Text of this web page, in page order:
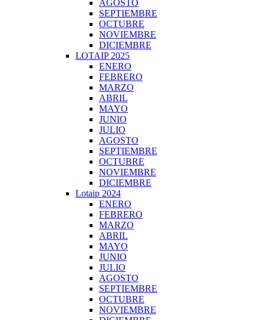
AGOSTO
SEPTIEMBRE
OCTUBRE
NOVIEMBRE
DICIEMBRE
LOTAIP 2025
ENERO
FEBRERO
MARZO
ABRIL
MAYO
JUNIO
JULIO
AGOSTO
SEPTIEMBRE
OCTUBRE
NOVIEMBRE
DICIEMBRE
Lotaip 2024
ENERO
FEBRERO
MARZO
ABRIL
MAYO
JUNIO
JULIO
AGOSTO
SEPTIEMBRE
OCTUBRE
NOVIEMBRE